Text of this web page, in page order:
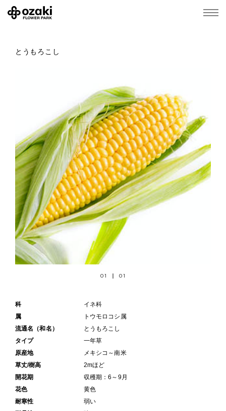
とうもろこし
01 01
科
イネ科
属
トウモロコシ属
流通名（和名）
とうもろこし
タイプ
一年草
原産地
メキシコ～南米
草丈/樹高
2mほど
開花期
収穫期：6～9月
花色
黄色
耐寒性
弱い